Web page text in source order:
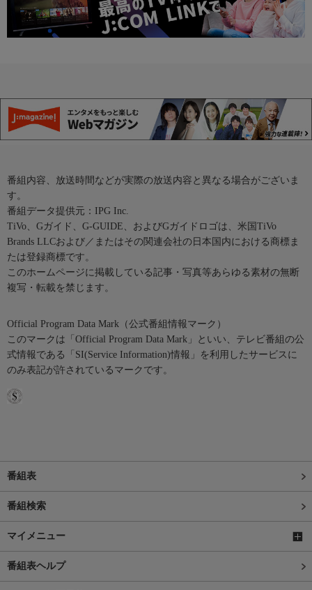
番組内容、放送時間などが実際の放送内容と異なる場合がございま
す。
番組データ提供元：IPG Inc.
TiVo、Gガイド、G-GUIDE、およびGガイドロゴは、米国TiVo
Brands LLCおよび／またはその関連会社の日本国内における商標ま
たは登録商標です。
このホームページに掲載している記事・写真等あらゆる素材の無断
複写・転載を禁じます。
Official Program Data Mark（公式番組情報マーク）
このマークは「Official Program Data Mark」といい、テレビ番組の公
式情報である「SI(Service Information)情報」を利用したサービスに
のみ表記が許されているマークです。
番組表
番組検索
マイメニュー
番組表ヘルプ